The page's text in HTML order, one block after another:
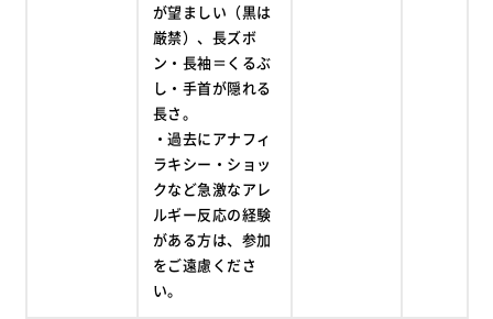
が望ましい（黒は
厳禁）、長ズボ
ン・長袖＝くるぶ
し・手首が隠れる
長さ。
・過去にアナフィ
ラキシー・ショッ
クなど急激なアレ
ルギー反応の経験
がある方は、参加
をご遠慮くださ
い。